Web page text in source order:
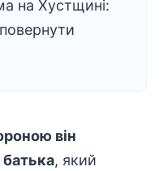
на Хустщині:
він
батька, який